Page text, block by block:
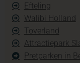
Efteling
Walibi Holland
Toverland
Attractiepark
Pretparken in